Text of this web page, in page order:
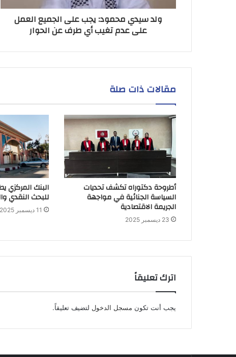
ولد سيدي محمود: يجب على الجميع العمل
على عدم تغيب أي طرف عن الحوار
مقالات ذات صلة
أطروحة دكتوراه تكشف تحديات
السياسة الجنائية في مواجهة
الجريمة الاقتصادية
23 ديسمبر 2025
البنك المركزي
للبحث النقدي
11 ديسمبر 2025
اترك تعليقاً
يجب أنت تكون مسجل الدخول لتضيف تعليقاً.